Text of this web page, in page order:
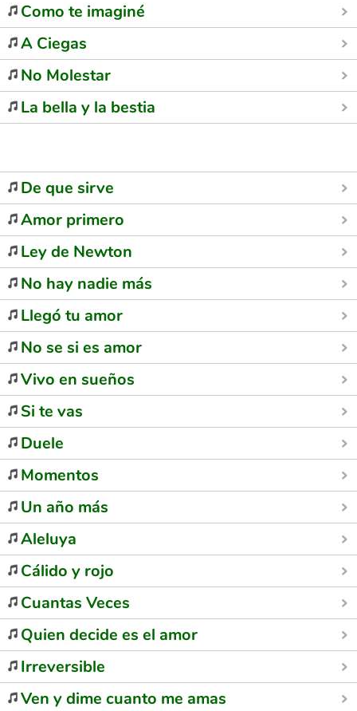
Como te imaginé
A Ciegas
No Molestar
La bella y la bestia
De que sirve
Amor primero
Ley de Newton
No hay nadie más
Llegó tu amor
No se si es amor
Vivo en sueños
Si te vas
Duele
Momentos
Un año más
Aleluya
Cálido y rojo
Cuantas Veces
Quien decide es el amor
Irreversible
Ven y dime cuanto me amas